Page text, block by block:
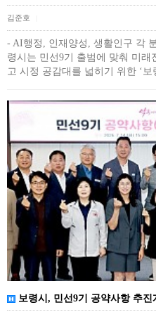
김준호
- AI행정, 인재양성, 생활인구 각
령시는 민선9기 출범에 맞춰 미
고 시정 공감대를 넓히기 위한 ‘
보령시, 민선9기 공약사항 추